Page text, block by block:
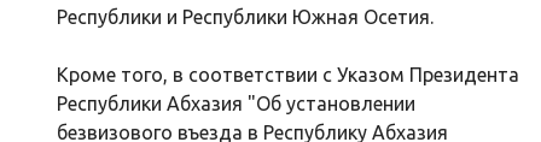
Республики и Республики Южная Осетия.
Кроме того, в соответствии с Указом Президента
Республики Абхазия "Об установлении
безвизового въезда в Республику Абхазия